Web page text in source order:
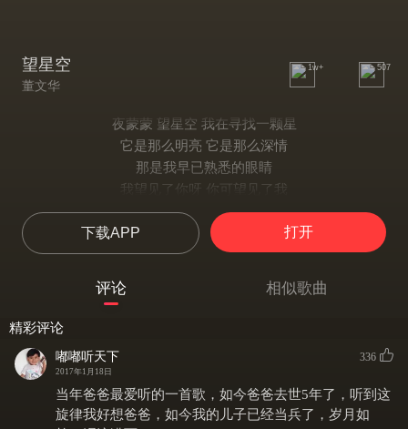
望星空
董文华
1w+ 507
夜蒙蒙 望星空 我在寻找一颗星
它是那么明亮 它是那么深情
那是我早已熟悉的眼睛
我望见了你呀 你可望见了我
天遥地远 息息相通
即使你顾不上看我一眼 看上我一眼
我也理解你呀 此刻的心情
它是那么灿烂，它是那么晶莹
即使你化作流星毅然离去
你也永远闪耀在我的心中
下载APP 打开
评论 相似歌曲
精彩评论
嘟嘟听天下
2017年1月18日
336
当年爸爸最爱听的一首歌，如今爸爸去世5年了，听到这
旋律我好想爸爸，如今我的儿子已经当兵了，岁月如